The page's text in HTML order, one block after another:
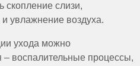
скопление слизи,
увлажнение воздуха.
ухода можно
– воспалительные процессы,